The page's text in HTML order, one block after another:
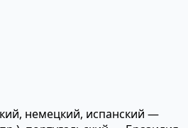
немецкий, испанский —